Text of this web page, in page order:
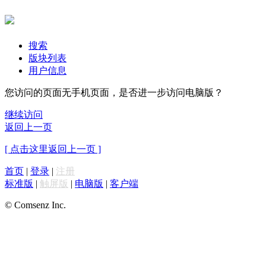
搜索
版块列表
用户信息
您访问的页面无手机页面，是否进一步访问电脑版？
继续访问
返回上一页
[ 点击这里返回上一页 ]
首页 | 登录 | 注册
标准版 | 触屏版 | 电脑版 | 客户端
© Comsenz Inc.